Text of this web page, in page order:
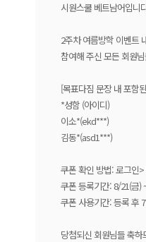
시원스쿨 베트남어입니
2주차 여름방학 이벤트
참여해 주신 모든 회원
[목표다짐 문장 내 포함
*성함 (아이디)
이소*(ekd***)
김동*(asd1***)
쿠폰 확인 방법: 로그인
쿠폰 등록기간: 8/21(금)
쿠폰 사용기간: 등록 후
당첨되신 회원님들 축하